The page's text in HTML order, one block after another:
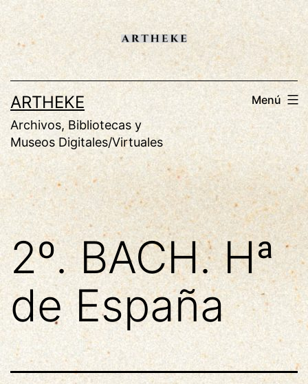
al
contenido
ARTHEKE
Archivos, Bibliotecas y
Museos Digitales/Virtuales
Menú
2º. BACH. Hª
de España